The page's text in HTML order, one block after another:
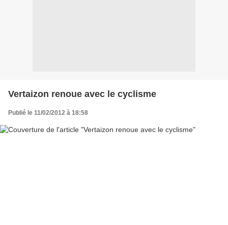
Vertaizon renoue avec le cyclisme
Publié le 11/02/2012 à 18:58